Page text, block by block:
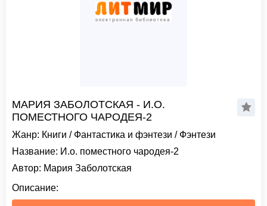
МАРИЯ ЗАБОЛОТСКАЯ - И.О.
ПОМЕСТНОГО ЧАРОДЕЯ-2
Жанр: Книги / Фантастика и фэнтези / Фэнтези
Название: И.о. поместного чародея-2
Автор: Мария Заболотская
Описание: